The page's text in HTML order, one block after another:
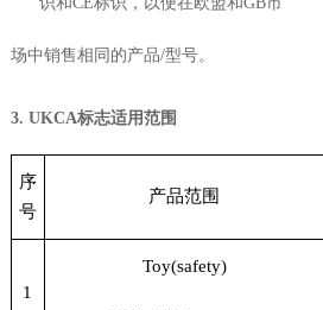
场中销售相同的产品/型号。
3. UKCA标志适用范围
序
号
产品范围
1
Toy(safety)